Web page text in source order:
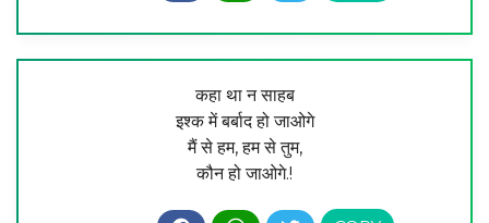
कहा था न साहब
इश्क में बर्बाद हो जाओगे
मैं से हम, हम से तुम,
कौन हो जाओगे.!